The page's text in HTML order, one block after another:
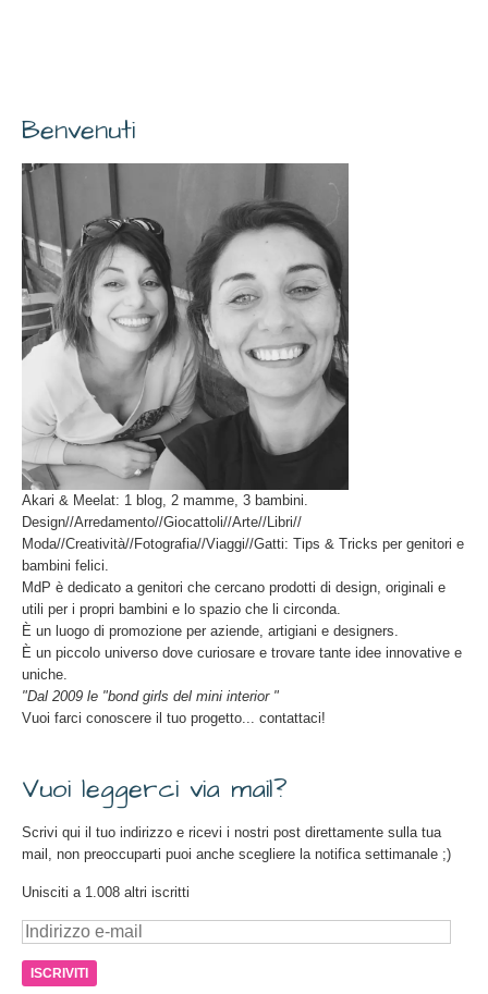
Benvenuti
Akari & Meelat: 1 blog, 2 mamme, 3 bambini.
Design//Arredamento//Giocattoli//Arte//Libri//
Moda//Creatività//Fotografia//Viaggi//Gatti: Tips & Tricks per genitori e
bambini felici.
MdP è dedicato a genitori che cercano prodotti di design, originali e
utili per i propri bambini e lo spazio che li circonda.
È un luogo di promozione per aziende, artigiani e designers.
È un piccolo universo dove curiosare e trovare tante idee innovative e
uniche.
"Dal 2009 le "bond girls del mini interior "
Vuoi farci conoscere il tuo progetto... contattaci!
Vuoi leggerci via mail?
Scrivi qui il tuo indirizzo e ricevi i nostri post direttamente sulla tua
mail, non preoccuparti puoi anche scegliere la notifica settimanale ;)
Unisciti a 1.008 altri iscritti
Indirizzo
mail